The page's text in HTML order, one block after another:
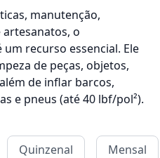
manutenção,
artesanatos, o
recurso essencial. Ele
de peças, objetos,
de inflar barcos,
e pneus (até 40 lbf/pol²).
Quinzenal
Mensal